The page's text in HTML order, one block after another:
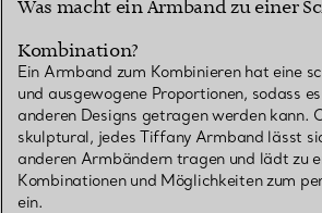
Was macht ein Armband zu einer
Kombination?
Ein Armband zum Kombinieren hat eine
und ausgewogene Proportionen, sodass
anderen Designs getragen werden kann.
skulptural, jedes Tiffany Armband lässt
anderen Armbändern tragen und lädt zu
Kombinationen und Möglichkeiten zum
ein.